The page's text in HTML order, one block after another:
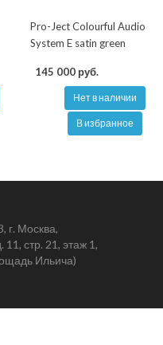
Pro-Ject Colourful Audio
System E satin green
145 000 руб.
Нет в наличии
В избранное
г. Москва,
стр. 21, этаж 1,
Ильича)